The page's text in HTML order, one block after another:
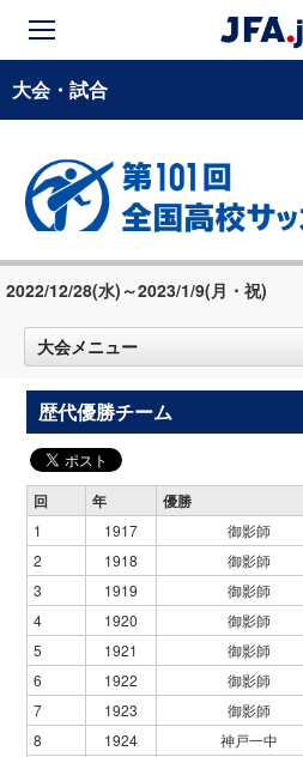
大会・試合
2022/12/28(水)～2023/1/9(月・祝)
大会メニュー
歴代優勝チーム
回 年 優勝
1 1917 御影師
2
1918 御影師
3
1919 御影師
4
1920 御影師
5
1921 御影師
6
1922 御影師
7
1923 御影師
8
1924 神戸一中